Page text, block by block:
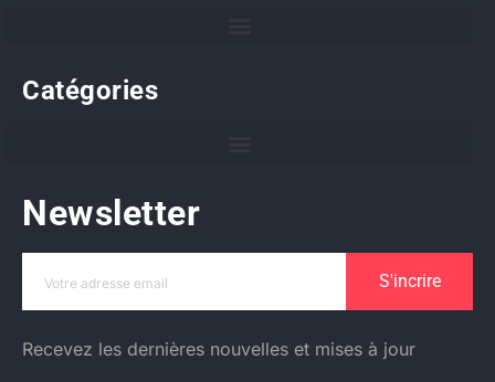
Catégories
Newsletter
S'incrire
Recevez les dernières nouvelles et mises à jour